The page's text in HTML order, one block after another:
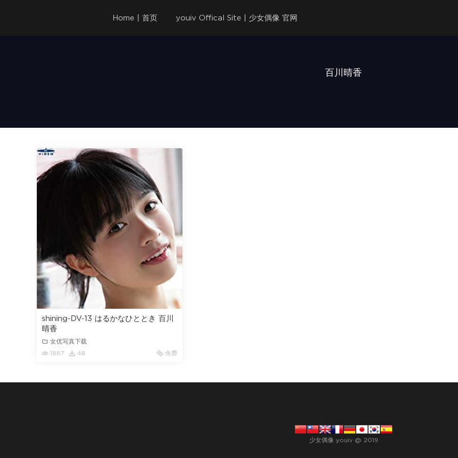
Home | 首页 youiv Offical Site | 少女偶像 官网
百川晴香
shining-DV-13 はるかなひととき 百川
晴香
女优写真下载
1887
48 免费
少女偶像 youiv @ 2019